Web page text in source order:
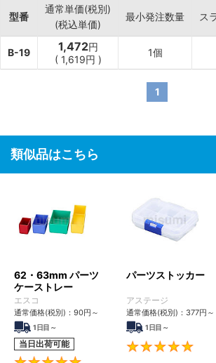
・内箱2種類の組み合わせで6パターンから選ぶ
・180度に開閉出来るので小さなパーツも取り
閉の機能はありません）
【用途】
ん種類が増えてしまうパーツの保管に最適
型番
通常単価(税別)
(税込単価)
最小発注数量 ス
B-19 1,472円
( 1,619円 )
1個
1
類似品はこちら
62・63mm パーツ
ケーストレー
エスコ
通常価格(税別)： 90円 ～
1日目～
当日出荷可能
パーツストッカー
アステージ
通常価格(税別)： 377円 ～
1日目～